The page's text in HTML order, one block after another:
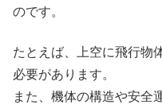
のです。
たとえば、上空に飛行物
必要があります。
また、機体の構造や安全